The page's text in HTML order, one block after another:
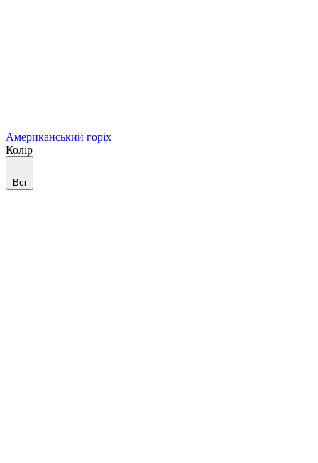
Американський горіх
Колір
Всі